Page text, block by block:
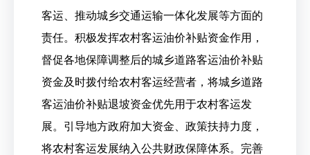
客运、推动城乡交通运输一体化发展等方面的
责任。积极发挥农村客运油价补贴资金作用，
督促各地保障调整后的城乡道路客运油价补贴
资金及时拨付给农村客运经营者，将城乡道路
客运油价补贴退坡资金优先用于农村客运发
展。引导地方政府加大资金、政策扶持力度，
将农村客运发展纳入公共财政保障体系。完善